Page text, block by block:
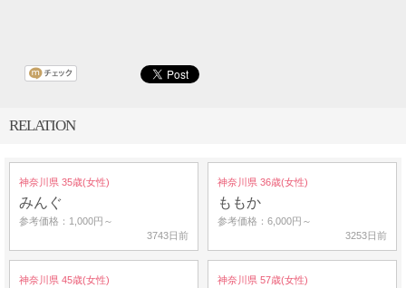
RELATION
神奈川県 35歳(女性)
みんぐ
参考価格：1,000円～
3743日前
神奈川県 36歳(女性)
ももか
参考価格：6,000円～
3253日前
神奈川県 45歳(女性) 神奈川県 57歳(女性)